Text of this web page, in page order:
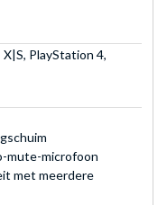
PlayStation 4,
mute-microfoon
met meerdere